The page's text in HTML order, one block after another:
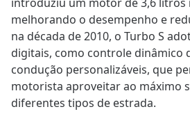
melhorando o desempenho e
na década de 2010, o Turbo S
digitais, como controle dinâmico
condução personalizáveis, que
motorista aproveitar ao máximo
diferentes tipos de estrada.